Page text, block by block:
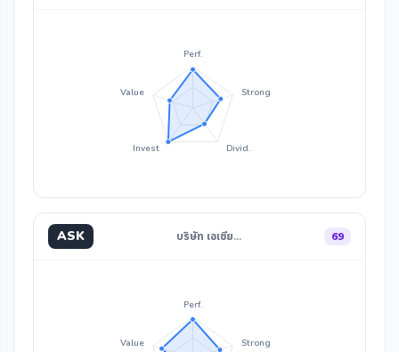
Perf.
Strong
Divid.
Invest
Value
ASK บริษัท เอเซีย… 69
Perf.
Strong
Value